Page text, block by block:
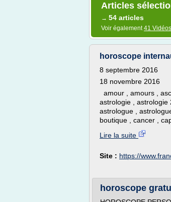
Articles
→ 54 articles
Voir également41 Vidéos
horoscope
8 septembre 2016
18 novembre 2016
amour , amours ,
astrologie , astrologie
astrologue ,
boutique , cancer ,
Lire la suite
Site : https://
horoscope